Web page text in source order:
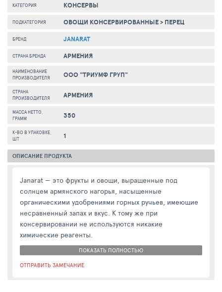
КАТЕГОРИЯ КОНСЕРВЫ
ПОДКАТЕГОРИЯ ОВОЩИ КОНСЕРВИРОВАННЫЕ> ПЕРЕЦ
БРЕНД JANARAT
СТРАНА БРЕНДА АРМЕНИЯ
НАИМЕНОВАНИЕ
ПРОИЗВОДИТЕЛЯ
ООО "ТРИУМФ ГРУП"
СТРАНА
ПРОИЗВОДИТЕЛЯ
АРМЕНИЯ
МАССА НЕТТО,
ГРАММ
350
К-ВО В УПАКОВКЕ,
ШТ
1
ОПИСАНИЕ ПРОДУКТА
Janarat — это фрукты и овощи, выращенные под
солнцем армянского нагорья, насыщенные
органическими удобрениями горных ручьев, имеющие
несравненный запах и вкус. К тому же при
консервировании не используются никакие
химические реагенты.
ПОКАЗАТЬ ПОЛНОСТЬЮ
ОТПРАВИТЬ ЗАМЕЧАНИЕ